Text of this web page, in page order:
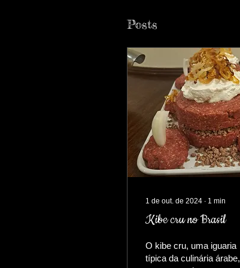
Posts
1 de out. de 2024 ∙ 1 min
Kibe cru no Brasil
O kibe cru, uma iguaria
típica da culinária árabe,